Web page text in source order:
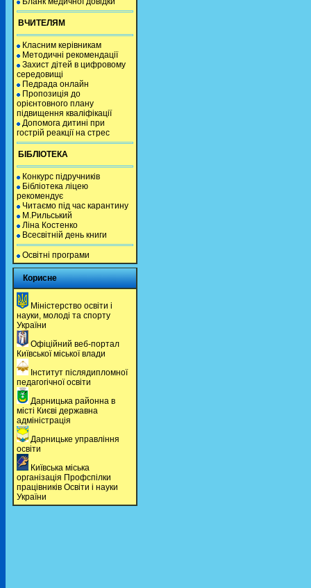
ВЧИТЕЛЯМ
Класним керівникам
Методичні рекомендації
Захист дітей в цифровому
середовищі
Педрада онлайн
Пропозиція до
орієнтовного плану
підвищення кваліфікації
Допомога дитині при
гострій реакції на стрес
БІБЛІОТЕКА
Конкурс підручників
Бібліотека ліцею
рекомендує
Читаємо під час карантину
М.Рильський
Ліна Костенко
Всесвітній день книги
Освітні програми
Корисне
Мiнiстерство освiти і
науки, молоді та спорту
України
Офіційний веб-портал
Київської міської влади
Інститут післядипломної
педагогічної освіти
Дарницька районна в
місті Києві державна
адміністрація
Дарницьке управління
освіти
Київська міська
організація Профспілки
працівників Освіти і науки
України